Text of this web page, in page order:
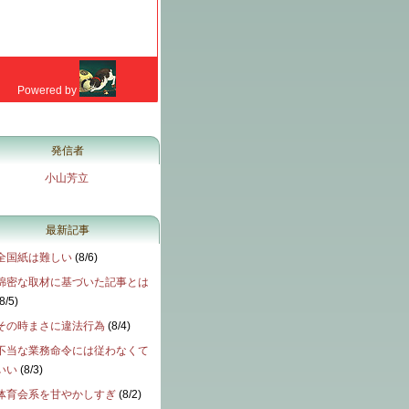
発信者
小山芳立
最新記事
国紙は難しい (8/6)
密な取材に基づいた記事とは
8/5)
の時まさに違法行為 (8/4)
当な業務命令には従わなくて
い (8/3)
育会系を甘やかしすぎ (8/2)